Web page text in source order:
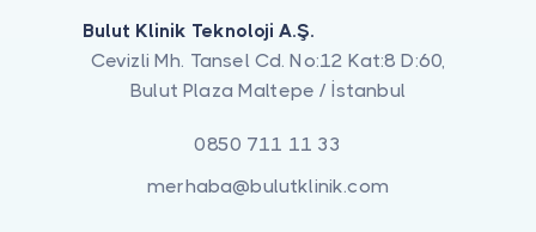
Bulut Klinik Teknoloji A.Ş.
Cevizli Mh. Tansel Cd. No:12 Kat:8 D:60,
Bulut Plaza Maltepe / İstanbul
0850 711 11 33
merhaba@bulutklinik.com